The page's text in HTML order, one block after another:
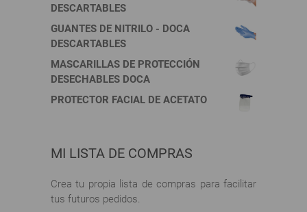
DESCARTABLES
GUANTES DE NITRILO - DOCA
DESCARTABLES
MASCARILLAS DE PROTECCIÓN
DESECHABLES DOCA
PROTECTOR FACIAL DE ACETATO
MI LISTA DE COMPRAS
Crea tu propia lista de compras para facilitar
tus futuros pedidos.